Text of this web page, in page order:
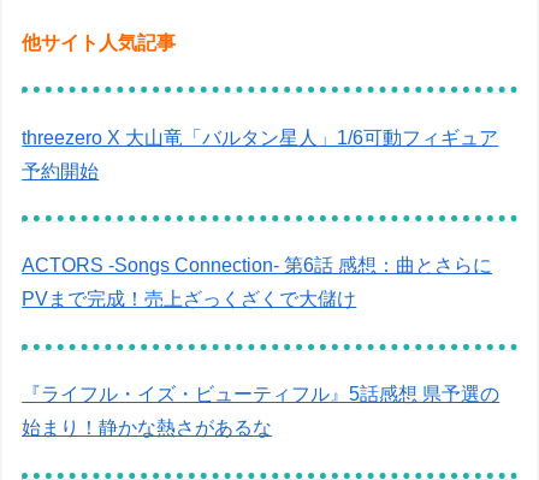
他サイト人気記事
threezero X 大山竜「バルタン星人」1/6可動フィギュア
予約開始
ACTORS -Songs Connection- 第6話 感想：曲とさらに
PVまで完成！売上ざっくざくで大儲け
『ライフル・イズ・ビューティフル』5話感想 県予選の
始まり！静かな熱さがあるな